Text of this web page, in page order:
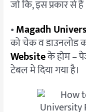
जो कि, इस प्रकार से
•Magadh
को चेक व
Websiteके होम –
टेबल मे दिया गया है।